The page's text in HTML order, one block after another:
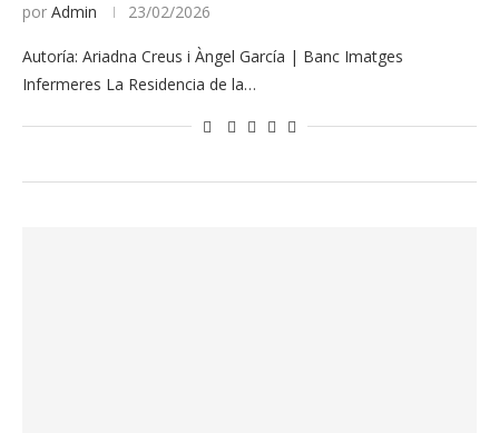
por Admin 23/02/2026
Autoría: Ariadna Creus i Àngel García | Banc Imatges
Infermeres La Residencia de la…